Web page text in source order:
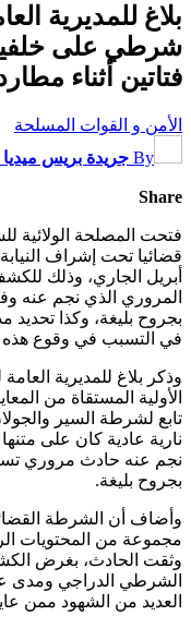
بلاغ للمديرية
شرطي على
فتاتين أثناء
الأمن و القوات المسلحة
By جريدة بريس ميديا
Share
فتحت المصلحة الولائية
أبريل الجاري، وذلك
المروري الذي نجم عنه
بجروح بليغة، وكذا
في التسبب في وقوع هذه
وذكر بلاغ للمديرية
الأولية المستقاة من
تابع لشرطة السير
نارية عادية كان على
نجم عنه حادث مروري
بجروح بليغة.
وأضاف أن الشرطة
مجموعة من المحتويات
وثقت الحادث، بغرض
الشرطي الدراجي ومدى
العديد من الشهود ممن